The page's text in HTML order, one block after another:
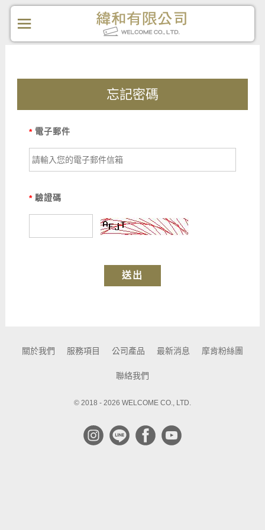
忘記密碼
* 電子郵件
* 驗證碼
送出
關於我們 服務項目 公司產品 最新消息 摩肯粉絲團
聯絡我們
© 2018 - 2026 WELCOME CO., LTD.